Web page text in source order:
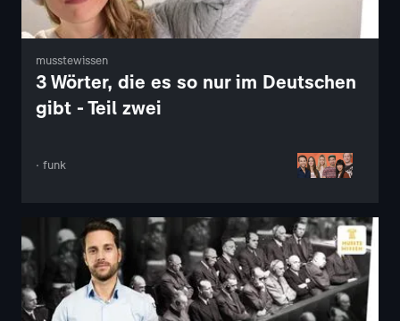
musstewissen
3 Wörter, die es so nur im Deutschen
gibt - Teil zwei
· funk